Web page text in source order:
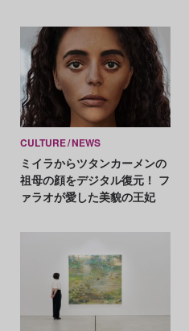
CULTURE NEWS
ミイラからツタンカーメンの
祖母の顔をデジタル復元！ フ
ァラオが愛した美貌の王妃